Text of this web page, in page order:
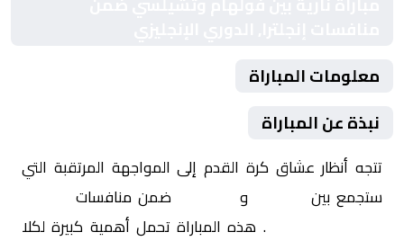
معلومات المباراة
نبذة عن المباراة
تتجه أنظار عشاق كرة القدم إلى المواجهة المرتقبة التي
ستجمع بين
و ضمن منافسات
. هذه المباراة تحمل أهمية كبيرة لكلا